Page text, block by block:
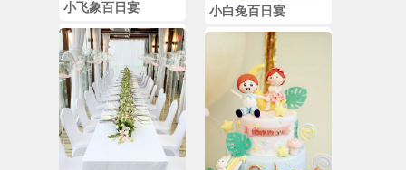
小飞象百日宴 小白兔百日宴